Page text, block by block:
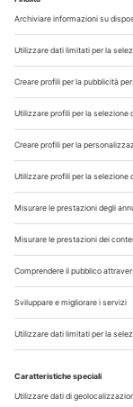
Chi Siamo
Contatti
Note Legali
Privacy